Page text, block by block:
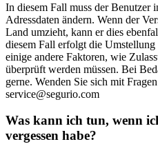
In diesem Fall muss der Benutzer
Adressdaten ändern. Wenn der
Land umzieht, kann er dies
diesem Fall erfolgt die
einige andere Faktoren, wie
überprüft werden müssen. Bei
gerne. Wenden Sie sich mit
service@segurio.com
Was kann ich tun, wenn
vergessen habe?